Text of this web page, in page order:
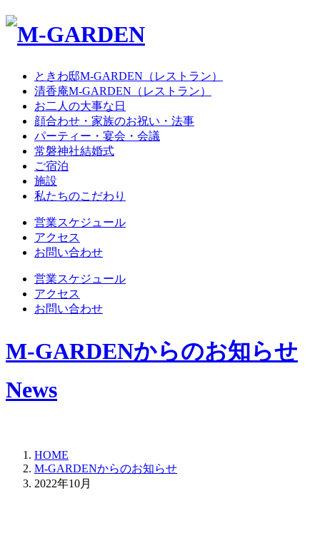
ときわ邸M-GARDEN （レストラン）
清香庵M-GARDEN （レストラン）
お二人の大事な日
顔合わせ・家族のお祝い・法事
パーティー・宴会・会議
常磐神社結婚式
ご宿泊
施設
私たちのこだわり
営業スケジュール
アクセス
お問い合わせ
営業スケジュール
アクセス
お問い合わせ
M-GARDENからのお知らせ
News
HOME
M-GARDENからのお知らせ
2022年10月